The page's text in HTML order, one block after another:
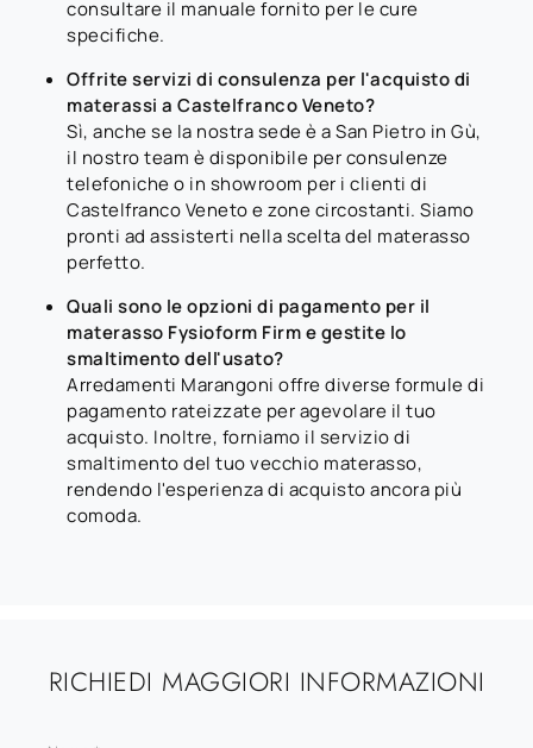
consultare il manuale fornito per le cure
specifiche.
Offrite servizi di consulenza per l'acquisto di
materassi a Castelfranco Veneto?
Sì, anche se la nostra sede è a San Pietro in Gù,
il nostro team è disponibile per consulenze
telefoniche o in showroom per i clienti di
Castelfranco Veneto e zone circostanti. Siamo
pronti ad assisterti nella scelta del materasso
perfetto.
Quali sono le opzioni di pagamento per il
materasso Fysioform Firm e gestite lo
smaltimento dell'usato?
Arredamenti Marangoni offre diverse formule di
pagamento rateizzate per agevolare il tuo
acquisto. Inoltre, forniamo il servizio di
smaltimento del tuo vecchio materasso,
rendendo l'esperienza di acquisto ancora più
comoda.
RICHIEDI MAGGIORI INFORMAZIONI